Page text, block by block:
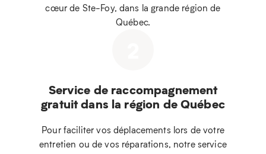
cœur de Ste-Foy, dans la grande région de
Québec.
Service de raccompagnement
gratuit dans la région de Québec
Pour faciliter vos déplacements lors de votre
entretien ou de vos réparations, notre service